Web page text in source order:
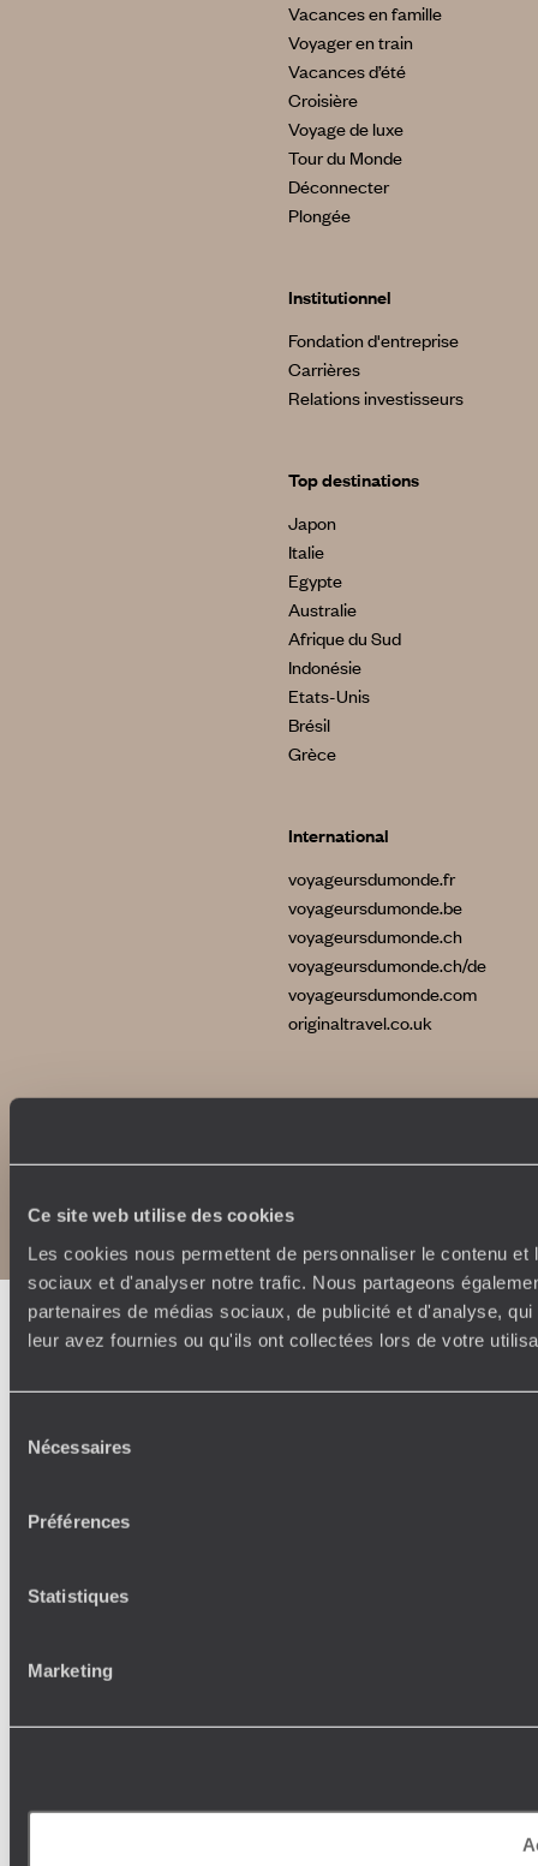
Ce site web utilise des cookies
Les cookies nous permettent de personnaliser le contenu
sociaux et d'analyser notre trafic. Nous partageons
partenaires de médias sociaux, de publicité et d'analyse,
leur avez fournies ou qu'ils ont collectées lors de votre
Nécessaires
Préférences
Statistiques
Marketing
Vacances en famille
Voyager en train
Vacances d’été
Croisière
Voyage de luxe
Tour du Monde
Déconnecter
Plongée
Institutionnel
Fondation d'entreprise
Carrières
Relations investisseurs
Top destinations
Japon
Italie
Egypte
Australie
Afrique du Sud
Indonésie
Etats-Unis
Brésil
Grèce
International
voyageursdumonde.fr
voyageursdumonde.be
voyageursdumonde.ch
voyageursdumonde.ch/de
voyageursdumonde.com
originaltravel.co.uk
Politique de confidentialité et de Cookies
Notice légale et CGU